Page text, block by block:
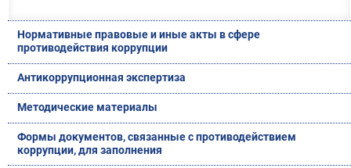
Нормативные правовые и иные акты в сфере
противодействия коррупции
Антикоррупционная экспертиза
Методические материалы
Формы документов, связанные с противодействием
коррупции, для заполнения